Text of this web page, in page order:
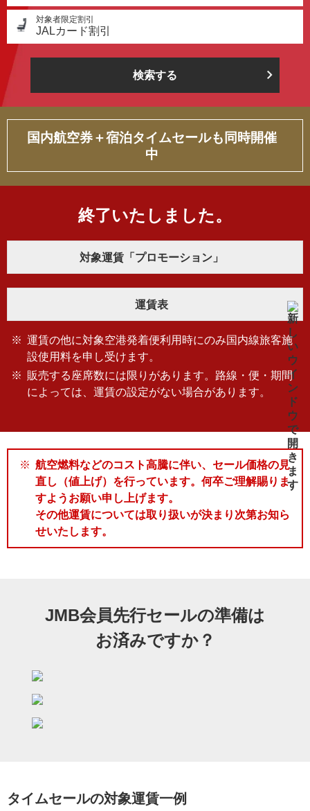
対象者限定割引
JALカード割引
検索する
国内航空券＋宿泊タイムセールも同時開催
中
終了いたしました。
対象運賃「プロモーション」
運賃表
運賃の他に対象空港発着便利用時にのみ国内線旅客施
設使用料を申し受けます。
販売する座席数には限りがあります。路線・便・期間
によっては、運賃の設定がない場合があります。
航空燃料などのコスト高騰に伴い、セール価格の見
直し（値上げ）を行っています。何卒ご理解賜りま
すようお願い申し上げます。
その他運賃については取り扱いが決まり次第お知ら
せいたします。
JMB会員先行セールの準備は
お済みですか？
タイムセールの対象運賃一例